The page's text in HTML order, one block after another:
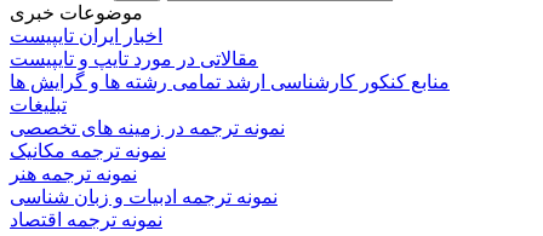
موضوعات خبری
اخبار ایران تایپیست
مقالاتی در مورد تایپ و تایپیست
منابع کنکور کارشناسی ارشد تمامی رشته ها و گرایش ها
تبلیغات
نمونه ترجمه در زمینه های تخصصی
نمونه ترجمه مکانیک
نمونه ترجمه هنر
نمونه ترجمه ادبیات و زبان شناسی
نمونه ترجمه اقتصاد